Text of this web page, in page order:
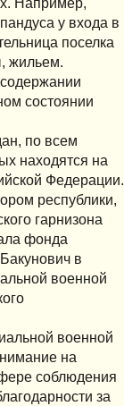
Например,
у входа в
поселка
жильем.
состоянии
по всем
находятся на
Федерации.
республики,
гарнизона
фонда
в
военной
военной
на
соблюдения
за